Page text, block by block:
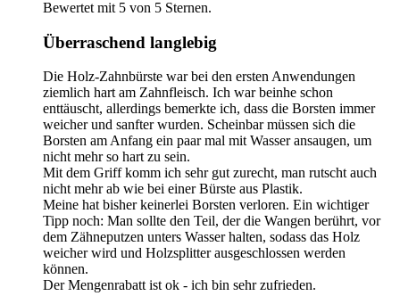
Bewertet mit 5 von 5 Sternen.
Überraschend langlebig
Die Holz-Zahnbürste war bei den ersten Anwendungen
ziemlich hart am Zahnfleisch. Ich war beinhe schon
enttäuscht, allerdings bemerkte ich, dass die Borsten immer
weicher und sanfter wurden. Scheinbar müssen sich die
Borsten am Anfang ein paar mal mit Wasser ansaugen, um
nicht mehr so hart zu sein.
Mit dem Griff komm ich sehr gut zurecht, man rutscht auch
nicht mehr ab wie bei einer Bürste aus Plastik.
Meine hat bisher keinerlei Borsten verloren. Ein wichtiger
Tipp noch: Man sollte den Teil, der die Wangen berührt, vor
dem Zähneputzen unters Wasser halten, sodass das Holz
weicher wird und Holzsplitter ausgeschlossen werden
können.
Der Mengenrabatt ist ok - ich bin sehr zufrieden.